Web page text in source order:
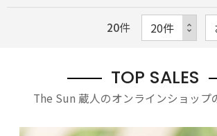
20件
TOP SALES
The Sun 蔵人のオンラインショップ